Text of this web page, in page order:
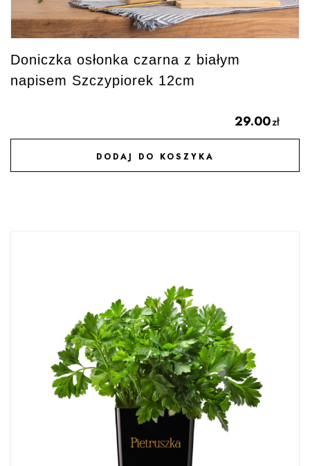
Doniczka osłonka czarna z białym
napisem Szczypiorek 12cm
29.00zł
DODAJ DO KOSZYKA
DODAJ DO ULUBIONYCH